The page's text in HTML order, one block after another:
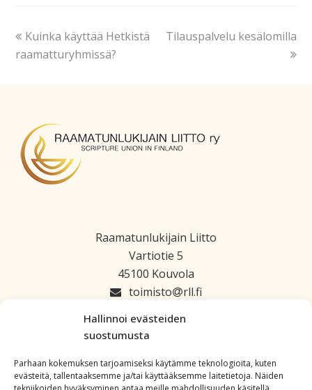
Hallinnoi evästeiden
suostumusta
Parhaan kokemuksen tarjoamiseksi käytämme teknologioita, kuten
evästeitä, tallentaaksemme ja/tai käyttääksemme laitetietoja. Näiden
Kuinka käyttää Hetkistä
raamatturyhmissä?
Tilauspalvelu kesälomilla
Raamatunlukijain Liitto
Vartiotie 5
45100 Kouvola
toimisto
rll.fi